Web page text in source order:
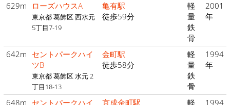
629m ローズハウスA
東京都 葛飾区 西水元
5丁目7-19
亀有駅
徒歩59分
軽
量
鉄
骨
2001
年
642m セントパークハイ
ツB
東京都 葛飾区 水元 2
丁目18-13
金町駅
徒歩58分
軽
量
鉄
骨
1994
年
648m セントパークハイ 京成金町駅 軽 1994